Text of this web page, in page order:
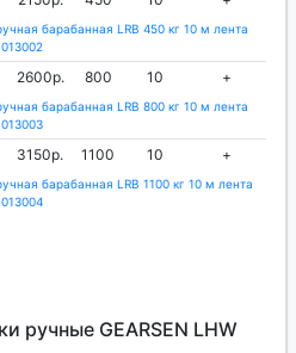
барабанная LRB 450 кг 10 м лента
2600р. 800 10 +
барабанная LRB 800 кг 10 м лента
3150р. 1100 10 +
барабанная LRB 1100 кг 10 м лента
ручные GEARSEN LHW